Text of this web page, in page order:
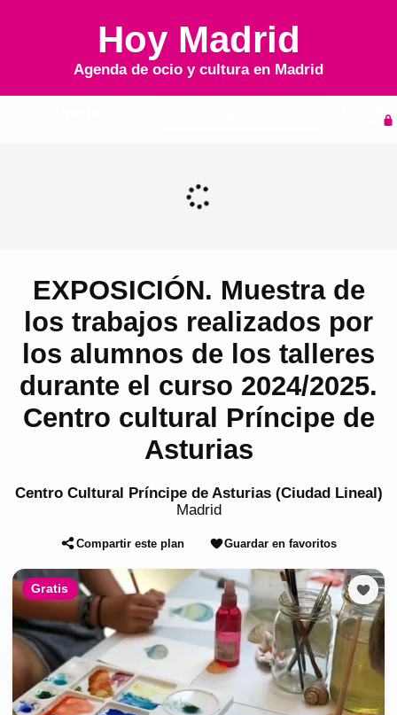
Hoy Madrid
Agenda de ocio y cultura en Madrid
EXPOSICIÓN. Muestra de
los trabajos realizados por
los alumnos de los talleres
durante el curso 2024/2025.
Centro cultural Príncipe de
Asturias
Centro Cultural Príncipe de Asturias (Ciudad Lineal)
Madrid
Compartir este plan Guardar en favoritos
Gratis